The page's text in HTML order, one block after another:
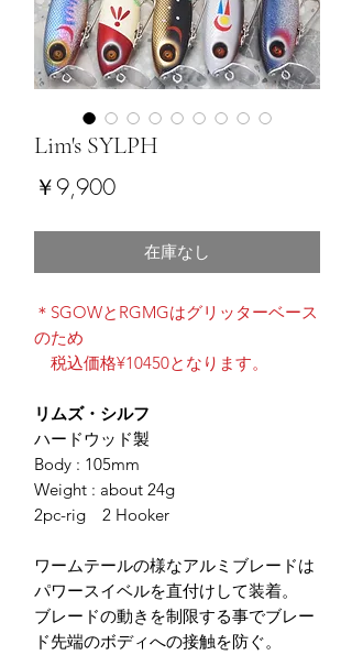
Lim's SYLPH
￥9,900価
在庫なし
＊SGOWとRGMGはグリッターベース
のため
税込価格¥10450となります。
リムズ・シルフ
ハードウッド製
Body : 105mm
Weight : about 24g
2pc-rig 2 Hooker
ワームテールの様なアルミブレードは
パワースイベルを直付けして装着。
ブレードの動きを制限する事でブレー
ド先端のボディへの接触を防ぐ。